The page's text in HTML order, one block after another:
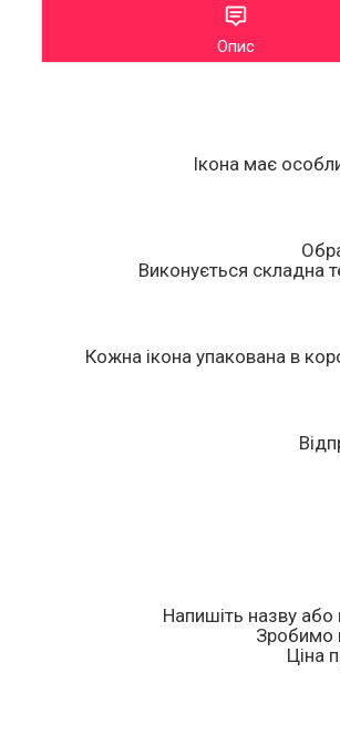
Опис
Ікона має
Виконується складна
Кожна ікона упакована в
Напишіть назву
Зробимо
Ціна